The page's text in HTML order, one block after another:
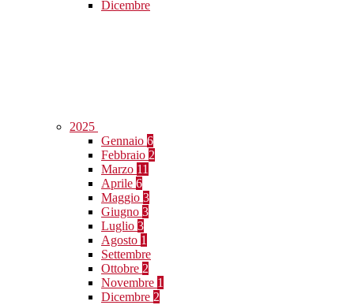
Dicembre
2025
Gennaio 6
Febbraio 2
Marzo 11
Aprile 6
Maggio 3
Giugno 3
Luglio 3
Agosto 1
Settembre
Ottobre 2
Novembre 1
Dicembre 2